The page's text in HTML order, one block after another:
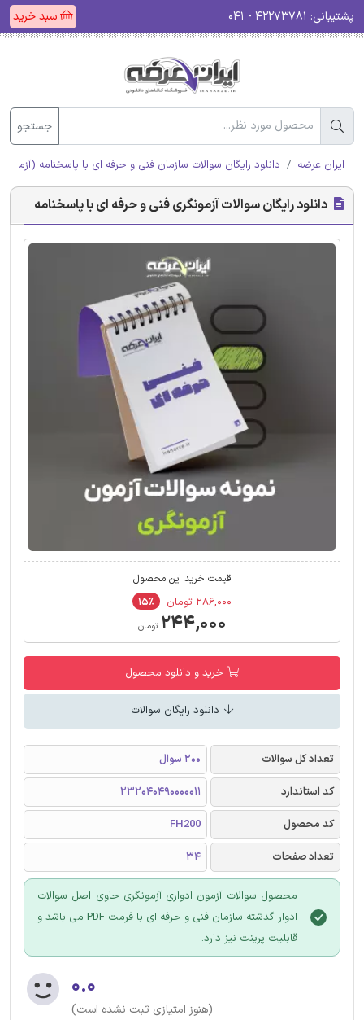
پشتیبانی: سبد خرید
جستجو
ایران عرضه دانلود رایگان سوالات سازمان فنی و حرفه ای با پاسخنامه (آزمون
دانلود رایگان سوالات آزمونگری فنی و حرفه ای با پاسخنامه
قیمت خرید این محصول
۲۸۶,۰۰۰ تومان ۱۵٪
۲۴۴,۰۰۰ تومان
خرید و دانلود محصول
دانلود رایگان سوالات
تعداد کل سوالات
200 سوال
کد استاندارد
232040490000011
کد محصول
FH200
تعداد صفحات
34
محصول سوالات آزمون ادواری آزمونگری حاوی اصل سوالات
ادوار گذشته سازمان فنی و حرفه ای با فرمت PDF می باشد و
قابلیت پرینت نیز دارد.
۰.۰
(هنوز امتیازی ثبت نشده است)